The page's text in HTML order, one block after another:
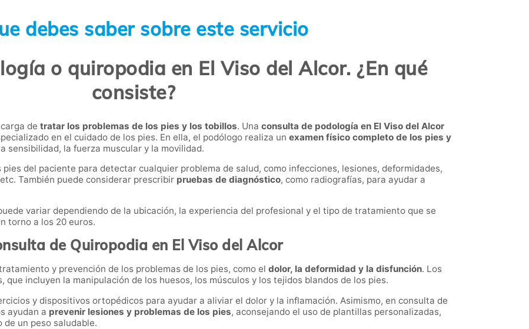
debes saber sobre este servicio
o quiropodia en El Viso del Alcor. ¿En qué
consiste?
de tratar los problemas de los pies y los tobillos. Una consulta de podología en El Viso del Alcor
en el cuidado de los pies. En ella, el podólogo realiza un examen físico completo de los pies y
sensibilidad, la fuerza muscular y la movilidad.
pies del paciente para detectar cualquier problema de salud, como infecciones, lesiones, deformidades,
También puede considerar prescribir pruebas de diagnóstico, como radiografías, para ayudar a
variar dependiendo de la ubicación, la experiencia del profesional y el tipo de tratamiento que se
torno a los 20 euros.
de Quiropodia en El Viso del Alcor
y prevención de los problemas de los pies, como el dolor, la deformidad y la disfunción. Los
incluyen la manipulación de los huesos, los músculos y los tejidos blandos de los pies.
y dispositivos ortopédicos para ayudar a aliviar el dolor y la inflamación. Asimismo, en consulta de
ayudan a prevenir lesiones y problemas de los pies, aconsejando el uso de plantillas personalizadas,
un peso saludable.